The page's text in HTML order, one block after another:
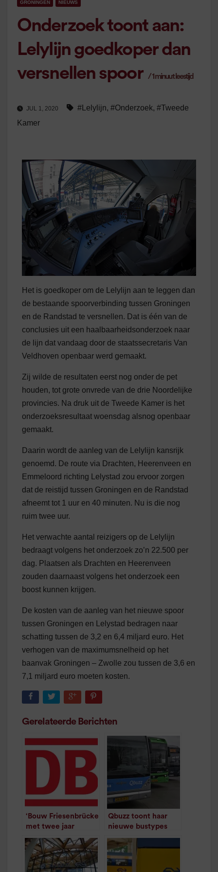
GRONINGEN NIEUWS
Onderzoek toont aan:
Lelylijn goedkoper dan
versnellen spoor
/1 minuut leestijd
JUL 1, 2020 #Lelylijn, #Onderzoek, #Tweede
Kamer
Het is goedkoper om de Lelylijn aan te leggen dan
de bestaande spoorverbinding tussen Groningen
en de Randstad te versnellen. Dat is één van de
conclusies uit een haalbaarheidsonderzoek naar
de lijn dat vandaag door de staatssecretaris Van
Veldhoven openbaar werd gemaakt.
Zij wilde de resultaten eerst nog onder de pet
houden, tot grote onvrede van de drie Noordelijke
provincies. Na druk uit de Tweede Kamer is het
onderzoeksresultaat woensdag alsnog openbaar
gemaakt.
Daarin wordt de aanleg van de Lelylijn kansrijk
genoemd. De route via Drachten, Heerenveen en
Emmeloord richting Lelystad zou ervoor zorgen
dat de reistijd tussen Groningen en de Randstad
afneemt tot 1 uur en 40 minuten. Nu is die nog
ruim twee uur.
Het verwachte aantal reizigers op de Lelylijn
bedraagt volgens het onderzoek zo’n 22.500 per
dag. Plaatsen als Drachten en Heerenveen
zouden daarnaast volgens het onderzoek een
boost kunnen krijgen.
De kosten van de aanleg van het nieuwe spoor
tussen Groningen en Lelystad bedragen naar
schatting tussen de 3,2 en 6,4 miljard euro. Het
verhogen van de maximumsnelheid op het
baanvak Groningen – Zwolle zou tussen de 3,6 en
7,1 miljard euro moeten kosten.
Gerelateerde Berichten
‘Bouw Friesenbrücke
met twee jaar
versnellen’
/1minuut leestijd
Qbuzz toont haar
nieuwe bustypes
voor het eerst
/2minuten
leestijd